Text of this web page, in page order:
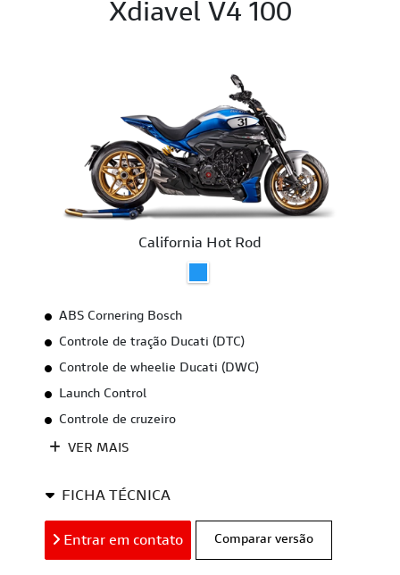
Xdiavel V4 100
California Hot Rod
ABS Cornering Bosch
Controle de tração Ducati (DTC)
Controle de wheelie Ducati (DWC)
Launch Control
Controle de cruzeiro
VER MAIS
FICHA TÉCNICA
Entrar em contato Comparar versão